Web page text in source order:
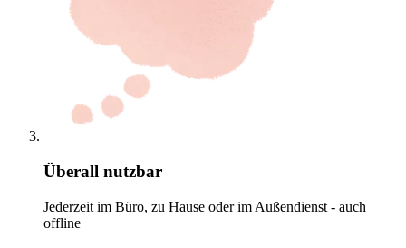
Überall nutzbar
Jederzeit im Büro, zu Hause oder im Außendienst - auch
offline